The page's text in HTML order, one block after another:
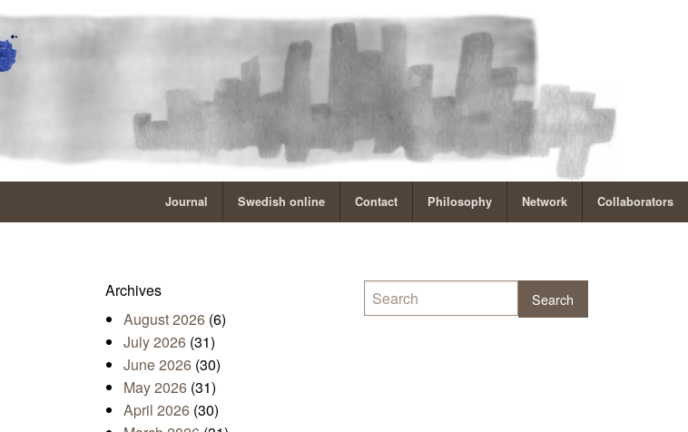
Journal Swedish online Contact Philosophy Network Collaborators
Archives
August 2026 (6)
July 2026 (31)
June 2026 (30)
May 2026 (31)
April 2026 (30)